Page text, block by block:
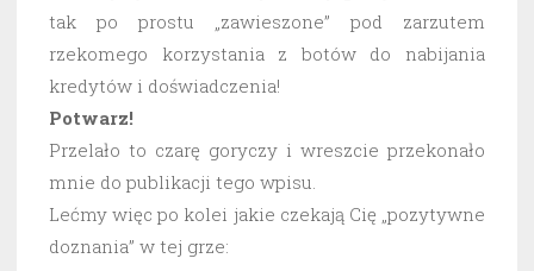
tak po prostu „zawieszone” pod zarzutem
rzekomego korzystania z botów do nabijania
kredytów i doświadczenia!
Potwarz!
Przelało to czarę goryczy i wreszcie przekonało
mnie do publikacji tego wpisu.
Lećmy więc po kolei jakie czekają Cię „pozytywne
doznania” w tej grze: